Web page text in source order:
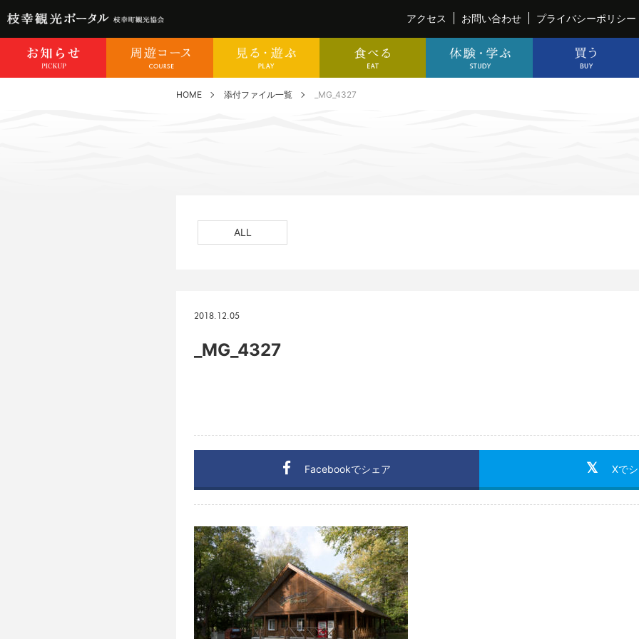
アクセス お問い合わせ プライバシーポリシー
HOME 添付ファイル一覧 _MG_4327
ALL
2018.12.05
_MG_4327
Facebookでシェア Xで